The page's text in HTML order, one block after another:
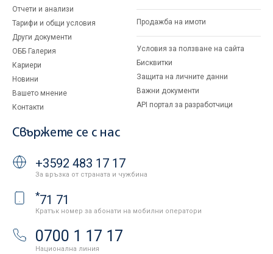
Отчети и анализи
Тарифи и общи условия
Други документи
ОББ Галерия
Кариери
Новини
Вашето мнение
Контакти
Продажба на имоти
Условия за ползване на сайта
Бисквитки
Защита на личните данни
Важни документи
API портал за разработчици
Свържете се с нас
+3592 483 17 17
За връзка от страната и чужбина
*71 71
Кратък номер за абонати на мобилни оператори
0700 1 17 17
Национална линия